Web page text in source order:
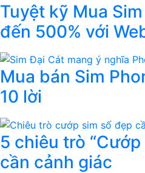
Tuyệt kỹ Mua
đến 500% với
Mua bán Sim
10 lời
5 chiêu trò “Cướp
cần cảnh giác